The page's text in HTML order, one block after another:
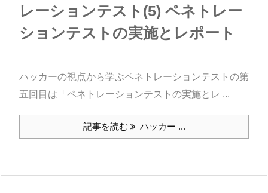
レーションテスト(5) ペネトレー
ションテストの実施とレポート
ハッカーの視点から学ぶペネトレーションテストの第
五回目は「ペネトレーションテストの実施とレ ...
記事を読む ハッカー ...